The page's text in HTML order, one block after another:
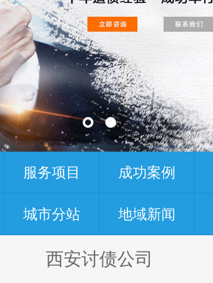
服务项目 成功案例
城市分站 地域新闻
西安讨债公司